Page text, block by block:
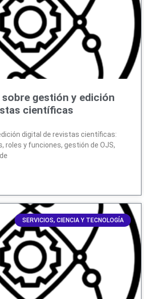
gestión y edición
científicas
digital de revistas científicas:
roles y funciones, gestión de OJS,
SERVICIOS, CIENCIA Y TECNOLOGÍA